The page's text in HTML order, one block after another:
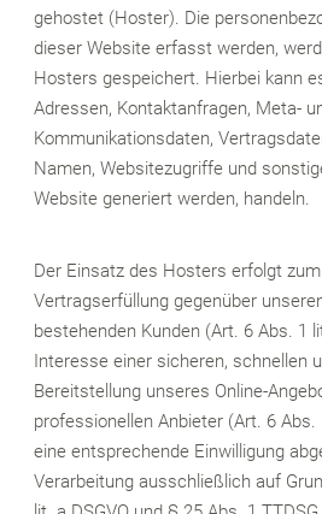
gehostet (Hoster). Die
dieser Website erfasst werden,
Hosters gespeichert. Hierbei kann
Adressen, Kontaktanfragen, Meta-
Kommunikationsdaten,
Namen, Websitezugriffe und
Website generiert werden, handeln.
Der Einsatz des Hosters erfolgt
Vertragserfüllung gegenüber
bestehenden Kunden (Art. 6 Abs. 1
Interesse einer sicheren, schnellen
Bereitstellung unseres Online-
professionellen Anbieter (Art. 6 Abs.
eine entsprechende Einwilligung
Verarbeitung ausschließlich auf